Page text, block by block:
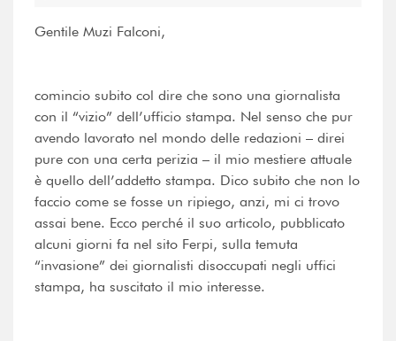
Gentile Muzi Falconi,
comincio subito col dire che sono una giornalista
con il “vizio” dell’ufficio stampa. Nel senso che pur
avendo lavorato nel mondo delle redazioni – direi
pure con una certa perizia – il mio mestiere attuale
è quello dell’addetto stampa. Dico subito che non lo
faccio come se fosse un ripiego, anzi, mi ci trovo
assai bene. Ecco perché il suo articolo, pubblicato
alcuni giorni fa nel sito Ferpi, sulla temuta
“invasione” dei giornalisti disoccupati negli uffici
stampa, ha suscitato il mio interesse.